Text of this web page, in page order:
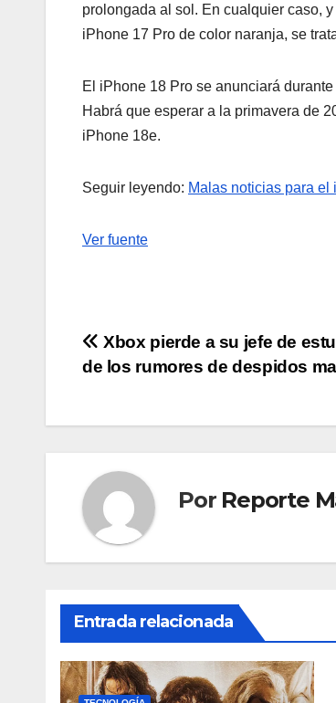
prolongada al sol. En cualquier caso,
iPhone 17 Pro de color naranja, se
El iPhone 18 Pro se anunciará
Habrá que esperar a la primavera de
iPhone 18e.
Seguir leyendo: Malas noticias para
Ver fuente
Navegación
entradas
Xbox pierde a su jefe de
de los rumores de despidos
Por Reporte
Entrada relacionada